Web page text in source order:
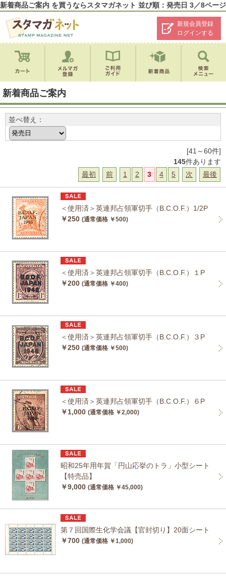
新着商品ご案内 を買うならスタマガネット 並び順：発売日 3／8ページ
新規会員登録
ログインする
新着商品ご案内
並べ替え：
[41～60件]
145件あります
最初
前 1 2 3 4 5 次 最後
＜使用済＞英連邦占領軍切手（B.C.O.F.）1/2P
￥250 (通常価格 ￥500)
＜使用済＞英連邦占領軍切手（B.C.O.F.）１P
￥200 (通常価格 ￥400)
＜使用済＞英連邦占領軍切手（B.C.O.F.）３P
￥250 (通常価格 ￥500)
＜使用済＞英連邦占領軍切手（B.C.O.F.）６P
￥1,000 (通常価格 ￥2,000)
昭和25年用年賀「円山応挙のトラ」小型シート
【特売品】
￥9,000 (通常価格 ￥45,000)
第７回国際生化学会議【官封切り】20面シート
￥700 (通常価格 ￥1,000)